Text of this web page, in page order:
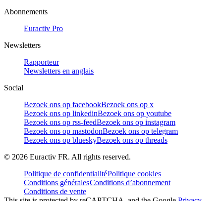
Abonnements
Euractiv Pro
Newsletters
Rapporteur
Newsletters en anglais
Social
Bezoek ons op facebookBezoek ons op x
Bezoek ons op linkedinBezoek ons op youtube
Bezoek ons op rss-feedBezoek ons op instagram
Bezoek ons op mastodonBezoek ons op telegram
Bezoek ons op blueskyBezoek ons op threads
© 2026 Euractiv FR. All rights reserved.
Politique de confidentialitéPolitique cookies
Conditions généralesConditions d’abonnement
Conditions de vente